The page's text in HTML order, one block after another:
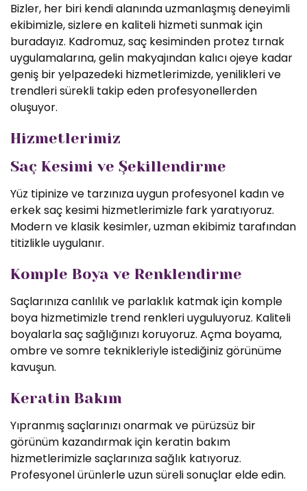
Bizler, her biri kendi alanında uzmanlaşmış deneyimli
ekibimizle, sizlere en kaliteli hizmeti sunmak için
buradayız. Kadromuz, saç kesiminden protez tırnak
uygulamalarına, gelin makyajından kalıcı ojeye kadar
geniş bir yelpazedeki hizmetlerimizde, yenilikleri ve
trendleri sürekli takip eden profesyonellerden
oluşuyor.
Hizmetlerimiz
Saç Kesimi ve Şekillendirme
Yüz tipinize ve tarzınıza uygun profesyonel kadın ve
erkek saç kesimi hizmetlerimizle fark yaratıyoruz.
Modern ve klasik kesimler, uzman ekibimiz tarafından
titizlikle uygulanır.
Komple Boya ve Renklendirme
Saçlarınıza canlılık ve parlaklık katmak için komple
boya hizmetimizle trend renkleri uyguluyoruz. Kaliteli
boyalarla saç sağlığınızı koruyoruz. Açma boyama,
ombre ve somre teknikleriyle istediğiniz görünüme
kavuşun.
Keratin Bakım
Yıpranmış saçlarınızı onarmak ve pürüzsüz bir
görünüm kazandırmak için keratin bakım
hizmetlerimizle saçlarınıza sağlık katıyoruz.
Profesyonel ürünlerle uzun süreli sonuçlar elde edin.